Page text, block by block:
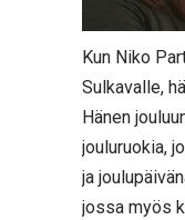
Kun Niko
Sulkavalle,
Hänen
jouluruokia,
ja
jossa myös